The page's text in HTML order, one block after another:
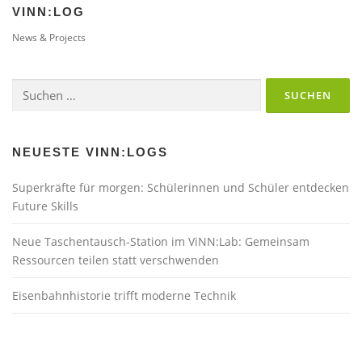
VINN:LOG
News & Projects
nach:
NEUESTE VINN:LOGS
Superkräfte für morgen: Schülerinnen und Schüler entdecken
Future Skills
Neue Taschentausch-Station im ViNN:Lab: Gemeinsam
Ressourcen teilen statt verschwenden
Eisenbahnhistorie trifft moderne Technik